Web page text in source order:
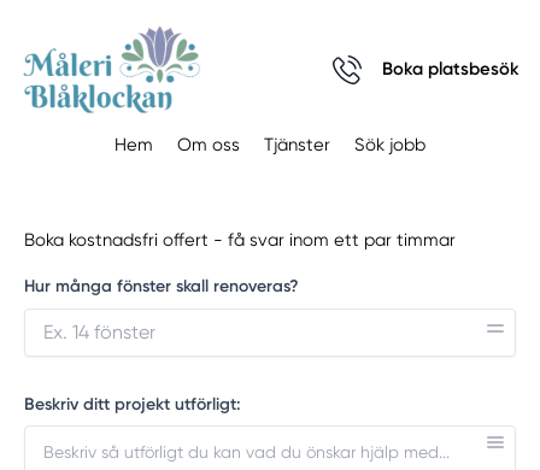
Boka platsbesök
Hem Om oss Tjänster Sök jobb
Boka kostnadsfri offert - få svar inom ett par timmar
Hur många fönster skall renoveras?
Beskriv ditt projekt utförligt: